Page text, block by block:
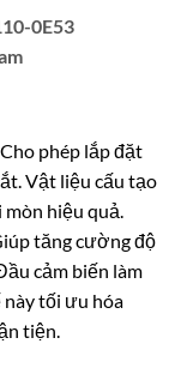
0E53
phép lắp đặt
Vật liệu cấu tạo
mòn hiệu quả.
tăng cường độ
cảm biến làm
này tối ưu hóa
tiện.